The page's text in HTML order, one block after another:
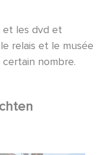
et les dvd et
relais et le musée
nombre.